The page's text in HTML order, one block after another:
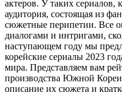
актеров. У таких сериалов,
аудитория, состоящая из
сюжетные перипетии. Все
диалогами и интригами,
наступающем году мы
корейские сериалы 2023
мира. Представляем вам
производства Южной
описание их сюжета и